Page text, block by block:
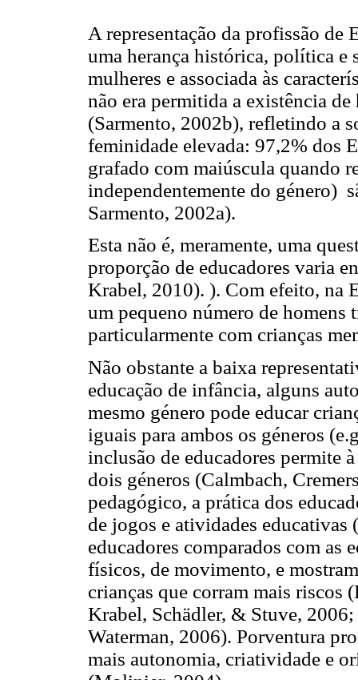
A representação da profissão de
uma herança histórica, política e
mulheres e associada às
não era permitida a existência
(Sarmento, 2002b), refletindo a
feminidade elevada: 97,2% dos
grafado com maiúscula quando
independentemente do género)
Sarmento, 2002a).
Esta não é, meramente, uma
proporção de educadores varia
Krabel, 2010). ). Com efeito, na
um pequeno número de homens
particularmente com crianças
Não obstante a baixa
educação de infância, alguns
mesmo género pode educar
iguais para ambos os géneros
inclusão de educadores permite
dois géneros (Calmbach,
pedagógico, a prática dos
de jogos e atividades educativas
educadores comparados com as
físicos, de movimento, e
crianças que corram mais
Krabel, Schädler, & Stuve,
Waterman, 2006). Porventura
mais autonomia, criatividade e